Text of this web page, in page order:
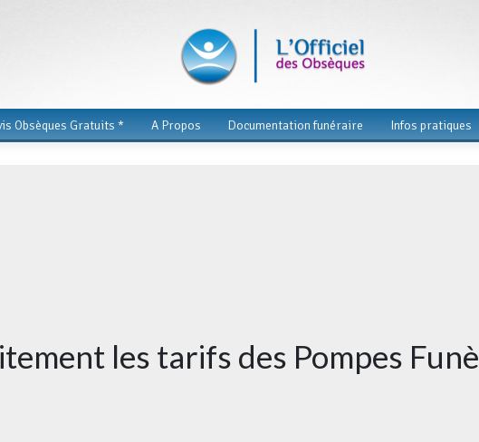
Obsèques Gratuits * A Propos Documentation funéraire Infos pratiques
les tarifs des Pompes